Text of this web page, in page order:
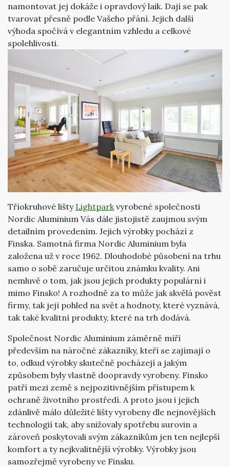
namontovat jej dokáže i opravdový laik. Dají se pak
tvarovat přesně podle Vašeho přání. Jejich další
výhoda spočívá v elegantním vzhledu a celkové
spolehlivosti.
Tříokruhové lišty Lightpark vyrobené společnosti
Nordic Aluminium Vás dále jistojistě zaujmou svým
detailním provedením. Jejich výrobky pochází z
Finska. Samotná firma Nordic Aluminium byla
založena už v roce 1962. Dlouhodobé působení na trhu
samo o sobě zaručuje určitou známku kvality. Ani
nemluvě o tom, jak jsou jejich produkty populární i
mimo Finsko! A rozhodně za to může jak skvělá pověst
firmy, tak její pohled na svět a hodnoty, které vyznává,
tak také kvalitní produkty, které na trh dodává.
Společnost Nordic Aluminium záměrně míří
především na náročné zákazníky, kteří se zajímají o
to, odkud výrobky skutečně pocházejí a jakým
způsobem byly vlastně doopravdy vyrobeny. Finsko
patří mezi země s nejpozitivnějším přístupem k
ochraně životního prostředí. A proto jsou i jejich
zdánlivě málo důležité lišty vyrobeny dle nejnovějších
technologií tak, aby snižovaly spotřebu surovin a
zároveň poskytovali svým zákazníkům jen ten nejlepší
komfort a ty nejkvalitnější výrobky. Výrobky jsou
samozřejmě vyrobeny ve Finsku.